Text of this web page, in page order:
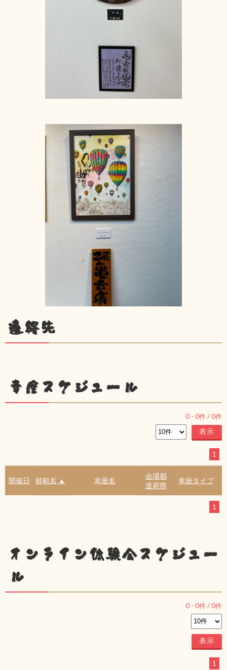
連絡先
幸座スケジュール
0 - 0件 /0件
1
開催日 師範名 ▲ 幸座名
会場都
道府県
幸座タイプ
1
オンライン体験会スケジュー
ル
0 - 0件 /0件
1